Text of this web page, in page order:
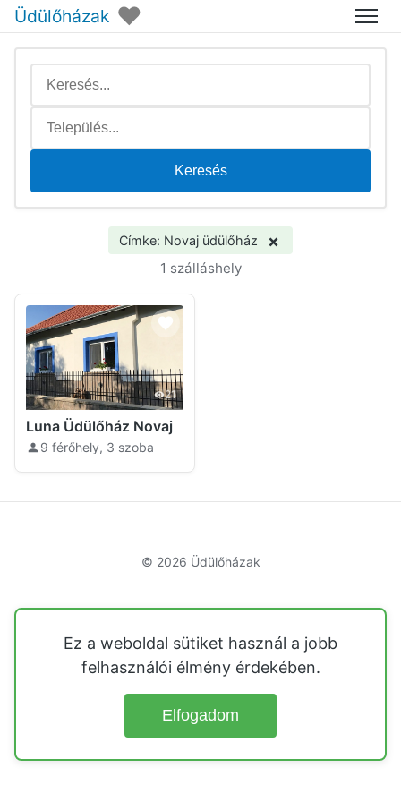
Üdülőházak ♥ Menü
Keresés
Címke: Novaj üdülőház ×
1 szálláshely
21
Luna Üdülőház Novaj
9 férőhely, 3 szoba
© 2026 Üdülőházak
Ez a weboldal sütiket használ a jobb
felhasználói élmény érdekében.
Elfogadom